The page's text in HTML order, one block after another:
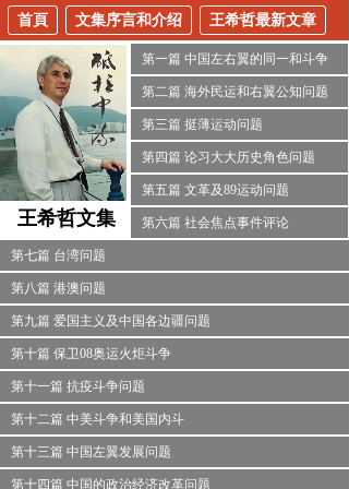
首頁 文集序言和介绍 王希哲最新文章
第一篇 中国左右翼的同一和斗争
第二篇 海外民运和右翼公知问题
第三篇 挺薄运动问题
第四篇 论习大大历史角色问题
第五篇 文革及89运动问题
王希哲文集 第六篇 社会焦点事件评论
第七篇 台湾问题
第八篇 港澳问题
第九篇 爱国主义及中国各边疆问题
第十篇 保卫08奥运火炬斗争
第十一篇 抗疫斗争问题
第十二篇 中美斗争和美国内斗
第十三篇 中国左翼发展问题
第十四篇 中国的政治经济改革问题